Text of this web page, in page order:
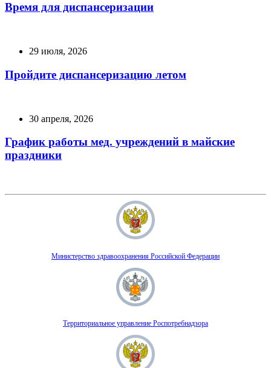
Время для диспансеризации
29 июля, 2026
Пройдите диспансеризацию летом
30 апреля, 2026
График работы мед. учреждений в майские
праздники
Министерство здравоохранения Российской Федерации
Территориальное управление Роспотребнадзора